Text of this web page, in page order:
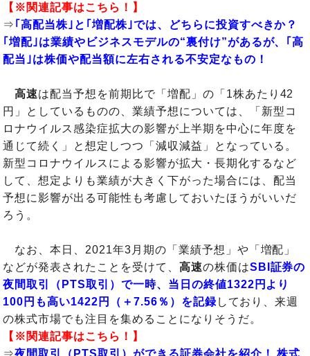
【※関連記事はこちら！】
⇒ ｢高配当株｣と｢増配株｣では、どちらに投資すべきか？
｢増配｣は業績やビジネスモデルの“裏付け”があるが、｢高
配当｣は株価や配当額に左右される不安定なもの！
高速は配当予想を前期比で「増配」の「1株あたり42
円」としているものの、業績予想については、「新型コ
ロナウイルス感染症拡大の影響が上半期を中心に年度を
通じて続く」と想定しつつ「減収減益」となっている。
新型コロナウイルスによる影響が拡大・長期化するなど
して、想定よりも業績が大きく下がった場合には、配当
予想に影響が出る可能性も考慮しておいたほうがいいだ
ろう。
なお、本日、2021年3月期の「業績予想」や「増配」
などが発表されたことを受けて、 高速の株価はSBI証券の
夜間取引（PTS取引）で一時、当日の終値1322円より
100円も高い1422円（＋7.56％）を記録しており、来週
の株式市場でも注目を集めることになりそうだ。
【※関連記事はこちら！】